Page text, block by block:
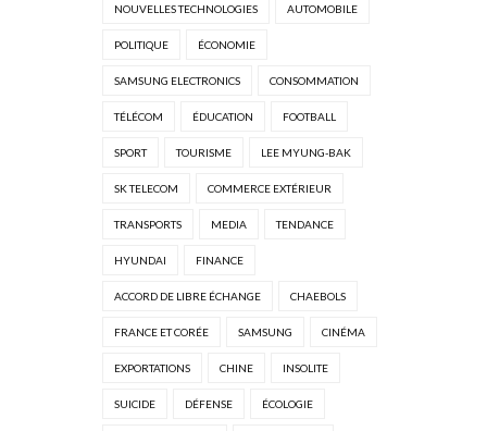
NOUVELLES TECHNOLOGIES AUTOMOBILE
POLITIQUE ÉCONOMIE
SAMSUNG ELECTRONICS CONSOMMATION
TÉLÉCOM ÉDUCATION FOOTBALL
SPORT TOURISME LEE MYUNG-BAK
SK TELECOM COMMERCE EXTÉRIEUR
TRANSPORTS MEDIA TENDANCE
HYUNDAI FINANCE
ACCORD DE LIBRE ÉCHANGE CHAEBOLS
FRANCE ET CORÉE SAMSUNG CINÉMA
EXPORTATIONS CHINE INSOLITE
SUICIDE DÉFENSE ÉCOLOGIE